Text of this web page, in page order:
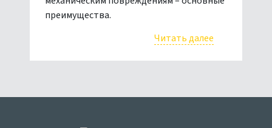
преимущества.
Читать далее